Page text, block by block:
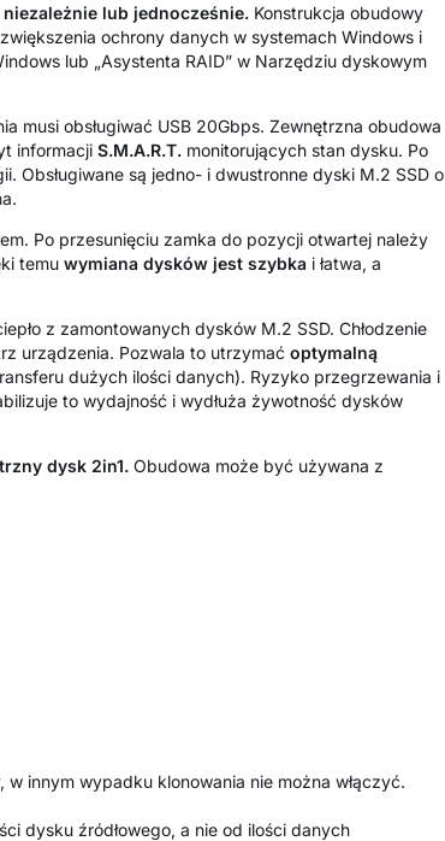
lub jednocześnie. Konstrukcja obudowy
ochrony danych w systemach Windows i
lub „Asystenta RAID” w Narzędziu dyskowym
musi obsługiwać USB 20Gbps. Zewnętrzna obudowa
informacji S.M.A.R.T. monitorujących stan dysku. Po
Obsługiwane są jedno- i dwustronne dyski M.2 SSD o
Po przesunięciu zamka do pozycji otwartej należy
temu wymiana dysków jest szybka i łatwa, a
z zamontowanych dysków M.2 SSD. Chłodzenie
urządzenia. Pozwala to utrzymać optymalną
dużych ilości danych). Ryzyko przegrzewania i
to wydajność i wydłuża żywotność dysków
dysk 2in1. Obudowa może być używana z
innym wypadku klonowania nie można włączyć.
dysku źródłowego, a nie od ilości danych